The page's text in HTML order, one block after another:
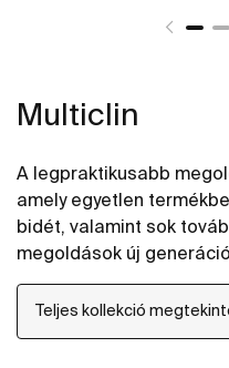
Multiclin
A legpraktikusabb
amely egyetlen
bidét, valamint sok
megoldások új
Teljes kollekció